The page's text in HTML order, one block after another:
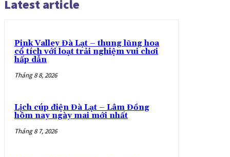
Latest article
Pink Valley Đà Lạt – thung lũng hoa
cổ tích với loạt trải nghiệm vui chơi
hấp dẫn
Tháng 8 8, 2026
Lịch cúp điện Đà Lạt – Lâm Đồng
hôm nay ngày mai mới nhất
Tháng 8 7, 2026